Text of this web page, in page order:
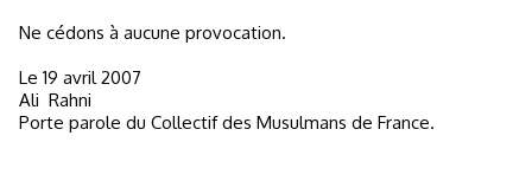
Ne cédons à aucune provocation.
Le 19 avril 2007
Ali Rahni
Porte parole du Collectif des Musulmans de France.